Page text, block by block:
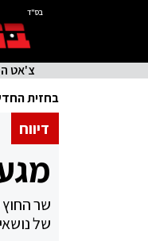
בס"ד
צ'אט
בחזית
דיווח
שר
של